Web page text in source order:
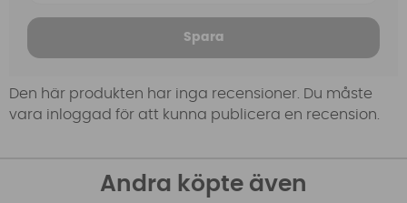
Spara
Den här produkten har inga recensioner. Du måste
vara inloggad för att kunna publicera en recension.
Andra köpte även